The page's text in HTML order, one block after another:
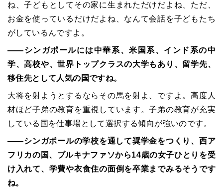
ね、子どもとしてその家に生まれただけだよね、ただ、
お金を使っているだけだよね、なんて会話を子どもたち
がしているんですよ。
――シンガポールには中華系、米国系、インド系の中
学、高校や、世界トップクラスの大学もあり、留学先、
移住先として人気の国ですね。
大将を射ようとするならその馬を射よ、ですよ。高度人
材ほど子弟の教育を重視しています。子弟の教育が充実
している国を仕事場として選択する傾向が強いのです。
――シンガポールの学校を通して奨学金をつくり、西ア
フリカの国、ブルキナファソから14歳の女子ひとりを受
け入れて、学費や衣食住の面倒を卒業までみるそうです
ね。